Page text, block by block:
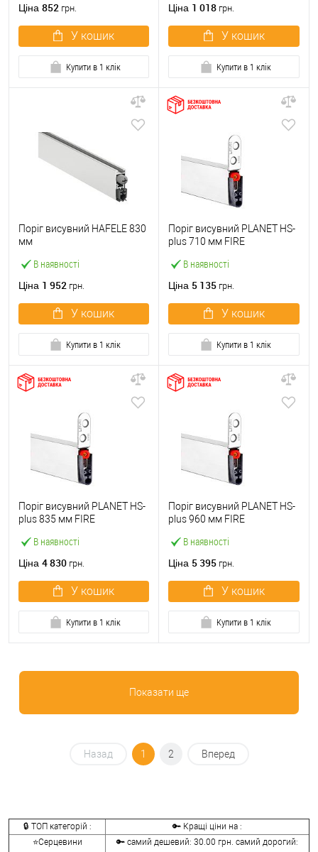
Ціна 852 грн.
У кошик
Купити в 1 клік
Ціна 1 018 грн.
У кошик
Купити в 1 клік
В наявності
Поріг висувний HAFELE 830
мм
Ціна 1 952 грн.
У кошик
Купити в 1 клік
В наявності
Поріг висувний PLANET HS-
plus 710 мм FIRE
Ціна 5 135 грн.
У кошик
Купити в 1 клік
В наявності
Поріг висувний PLANET HS-
plus 835 мм FIRE
Ціна 4 830 грн.
У кошик
Купити в 1 клік
В наявності
Поріг висувний PLANET HS-
plus 960 мм FIRE
Ціна 5 395 грн.
У кошик
Купити в 1 клік
Показати ще
Назад 1 2 Вперед
🔒 ТОП категорій :
🔑 Кращі ціни на :
⭐Серцевини
🔑 самий дешевий: 30.00 грн. самий дорогий: